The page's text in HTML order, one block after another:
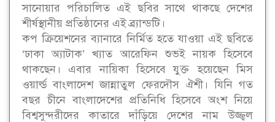
সানোয়ার পরিচালিত এই ছবির সাথে থাকছে দেশের
শীর্ষস্থানীয় প্রতিষ্ঠানের এই ব্র্যান্ডটি।
কপ ক্রিয়েশনের ব্যানারে নির্মিত হতে যাওয়া এই ছবিতে
‘ঢাকা অ্যাটাক’ খ্যাত আরেফিন শুভই নায়ক হিসেবে
থাকছেন। এবার নায়িকা হিসেবে যুক্ত হয়েছেন মিস
ওয়ার্ল্ড বাংলাদেশ জান্নাতুল ফেরদৌস ঐশী। যিনি গত
বছর চীনে বাংলাদেশের প্রতিনিধি হিসেবে অংশ নিয়ে
বিশ্বসুন্দরীদের কাতারে দাঁড়িয়ে দেশের নাম উজ্জ্বল